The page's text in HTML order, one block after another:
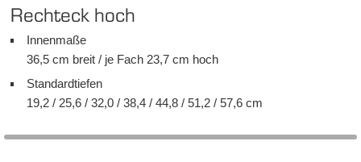
Recht­eck hoch
In­nen­ma­ße
36,5 cm breit / je Fach 23,7 cm hoch
Stan­dard­tie­fen
19,2 / 25,6 / 32,0 / 38,4 / 44,8 / 51,2 / 57,6 cm